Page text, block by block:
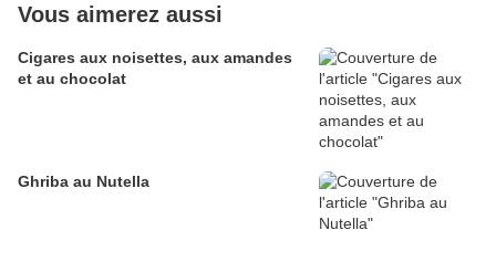
Vous aimerez aussi
Cigares aux noisettes, aux amandes
et au chocolat
Ghriba au Nutella